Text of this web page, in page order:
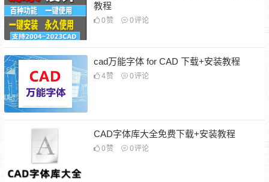
教程
0 赞 0评论
cad万能字体 for CAD 下载+安装教程
4赞 0评论
CAD字体库大全免费下载+安装教程
0 赞 0评论